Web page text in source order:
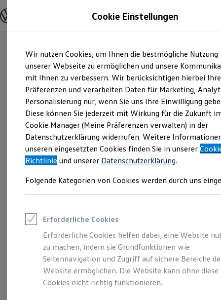
Hauptinhalt
springen
Footer
springen
Modelle und Konfigurator
Modelle vergleichen
Elektroautos
ENERGY Sondermodelle
Nutzfahrzeuge
SUV und CUV
Familienautos
Kombis
Kompaktwagen
Sportwagen
Schnell verfügbare Fahrzeuge
Angebote und Produkte
Aktuelle Angebote
E-Auto-Förderung
Volkswagen Marktplatz
Junge Gebrauchtwagen und Gebrauchtwagen
Saisonangebote
Leasing
Leasing-Angebote
Gebrauchtwagen Leasing
Junge Gebrauchtwagen-Leasing
Elektroauto Leasing
Kleinwagen-Leasing
Leasing ohne Anzahlung
Abenteuer Leben. Der
Tiguan.
Cookie Einstellungen
Wir nutzen Cookies, um Ihnen die bestmögliche Nutzung
unserer Webseite zu ermöglichen und unsere
mit Ihnen zu verbessern. Wir berücksichtigen hierbei Ihre
Präferenzen und verarbeiten Daten für Marketing,
Personalisierung nur, wenn Sie uns Ihre Einwilligung
Diese können Sie jederzeit mit Wirkung für die Zukunft
Cookie Manager (Meine Präferenzen verwalten) in der
Datenschutzerklärung widerrufen. Weitere
unseren eingesetzten Cookies finden Sie in unserer
Richtlinie und unserer Datenschutzerklärung.
Folgende Kategorien von Cookies werden durch uns
Erforderliche Cookies
Erforderliche Cookies helfen dabei, eine Website
zu machen, indem sie Grundfunktionen wie
Seitennavigation und Zugriff auf sichere Bereiche
Website ermöglichen. Die Website kann ohne diese
Cookies nicht richtig funktionieren.